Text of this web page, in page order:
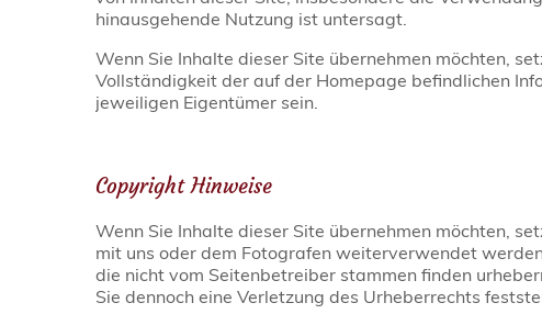
hinausgehende Nutzung ist untersagt.
Wenn Sie Inhalte dieser Site übernehmen möchten,
Vollständigkeit der auf der Homepage befindlichen
jeweiligen Eigentümer sein.
Copyright Hinweise
Wenn Sie Inhalte dieser Site übernehmen möchten,
mit uns oder dem Fotografen weiterverwendet
die nicht vom Seitenbetreiber stammen finden
Sie dennoch eine Verletzung des Urheberrechts